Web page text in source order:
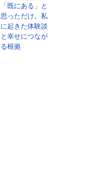
「既にある」と
思っただけ。私
に起きた体験談
と幸せにつなが
る根拠